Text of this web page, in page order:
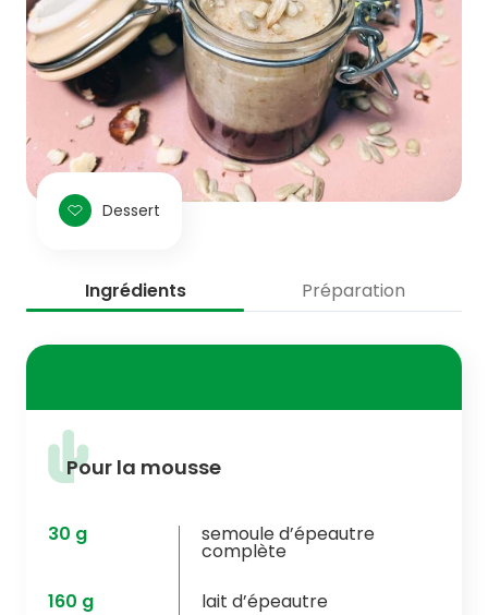
Dessert
Ingrédients Préparation
Pour la mousse
30 g semoule d’épeautre
complète
160 g
lait d’épeautre